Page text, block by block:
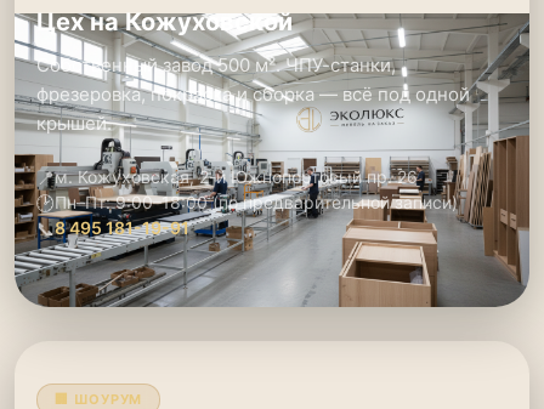
Цех на Кожуховской
Собственный завод 500 м². ЧПУ-станки,
фрезеровка, покраска и сборка — всё под одной
крышей.
📍м. Кожуховская, 2-й Южнопортовый пр. 26
🕑Пн–Пт: 9:00–18:00 (по предварительной записи)
📞8 495 181-19-91
🏢 ШОУРУМ